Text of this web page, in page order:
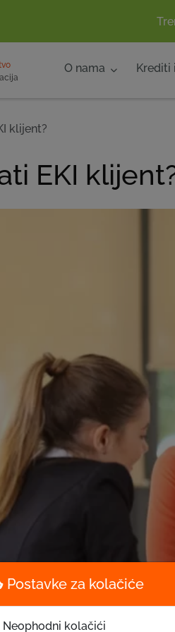
O nama Krediti
Postavke za kolačiće
Neophodni kolačići
klijent?
EKI